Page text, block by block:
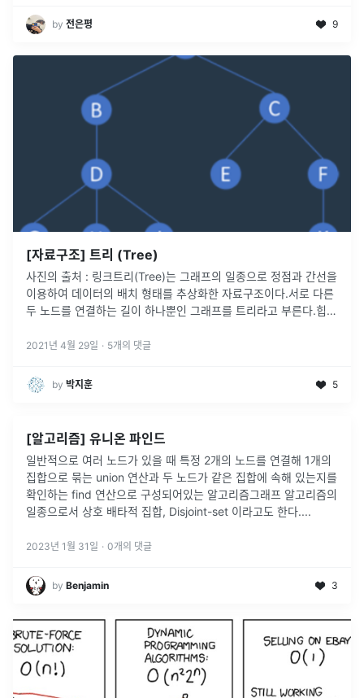
by 전은평 9
[자료구조] 트리 (Tree)
사진의 출처 : 링크트리(Tree)는 그래프의 일종으로 정점과 간선을
이용하여 데이터의 배치 형태를 추상화한 자료구조이다.서로 다른
두 노드를 연결하는 길이 하나뿐인 그래프를 트리라고 부른다.힙
반적으로...
2021년 4월 29일 · 5개의 댓글
by 박지훈 5
[알고리즘] 유니온 파인드
일반적으로 여러 노드가 있을 때 특정 2개의 노드를 연결해 1개의
집합으로 묶는 union 연산과 두 노드가 같은 집합에 속해 있는지를
확인하는 find 연산으로 구성되어있는 알고리즘그래프 알고리즘의
일종으로서 상호 배타적 집합, Disjoint-set 이라고도 한다....
2023년 1월 31일 · 0개의 댓글
by Benjamin 3